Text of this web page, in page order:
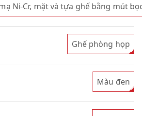
Ni-Cr, mặt và tựa ghế bằng mút
Ghế phòng họp
Màu đen